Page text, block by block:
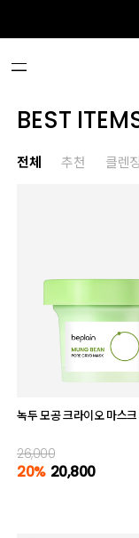
BEST
전체 추천 클렌
녹두 모공 크라이오 마스
26,000
20% 20,800